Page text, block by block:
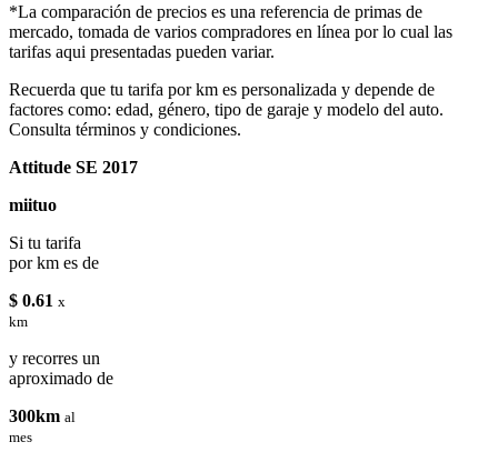
*La comparación de precios es una referencia de primas de
mercado, tomada de varios compradores en línea por lo cual las
tarifas aqui presentadas pueden variar.
Recuerda que tu tarifa por km es personalizada y depende de
factores como: edad, género, tipo de garaje y modelo del auto.
Consulta términos y condiciones.
Attitude SE 2017
miituo
Si tu tarifa
por km es de
$ 0.61 x
km
y recorres un
aproximado de
300km al
mes